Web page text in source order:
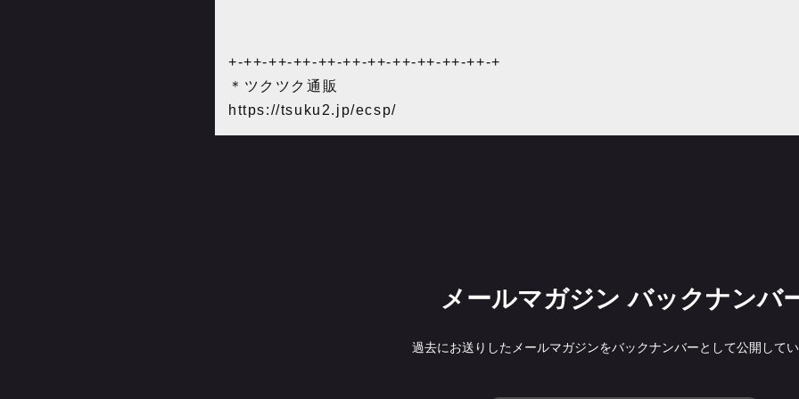
+-++-++-++-++-++-++-++-++-++-++-+
＊ツクツク通販
https://tsuku2.jp/ecsp/
メールマガジン バックナンバ
過去にお送りしたメールマガジンをバックナンバーとして公開してい